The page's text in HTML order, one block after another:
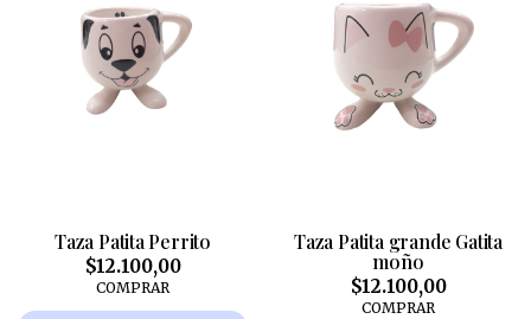
Taza Patita Perrito
$12.100,00
COMPRAR
Taza Patita grande Gatita
moño
$12.100,00
COMPRAR